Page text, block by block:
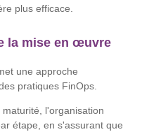
plus efficace.
la mise en œuvre
une approche
pratiques FinOps.
l'organisation
étape, en s'assurant que